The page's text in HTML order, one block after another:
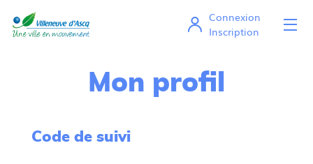
Mes démarches en ligne
Connexion
Inscription
Mon profil
Code de suivi